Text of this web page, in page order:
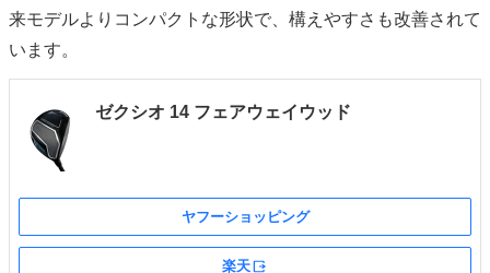
来モデルよりコンパクトな形状で、構えやすさも改善されて
います。
ゼクシオ 14 フェアウェイウッド
ヤフーショッピング
楽天